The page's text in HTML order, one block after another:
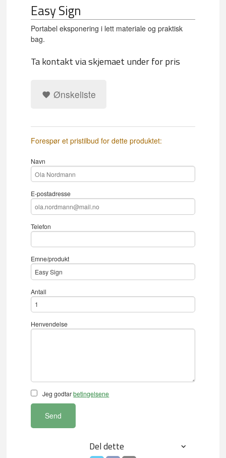
Easy Sign
Portabel eksponering i lett materiale og praktisk
bag.
Ta kontakt via skjemaet under for pris
Ønskeliste
Forespør et pristilbud for dette produktet:
Navn
E-postadresse
Telefon
Emne/produkt
Antall
Henvendelse
Jeg godtarbetingelsene
Send
Del dette